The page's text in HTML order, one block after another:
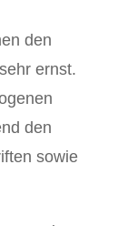
den
ernst.
den
sowie